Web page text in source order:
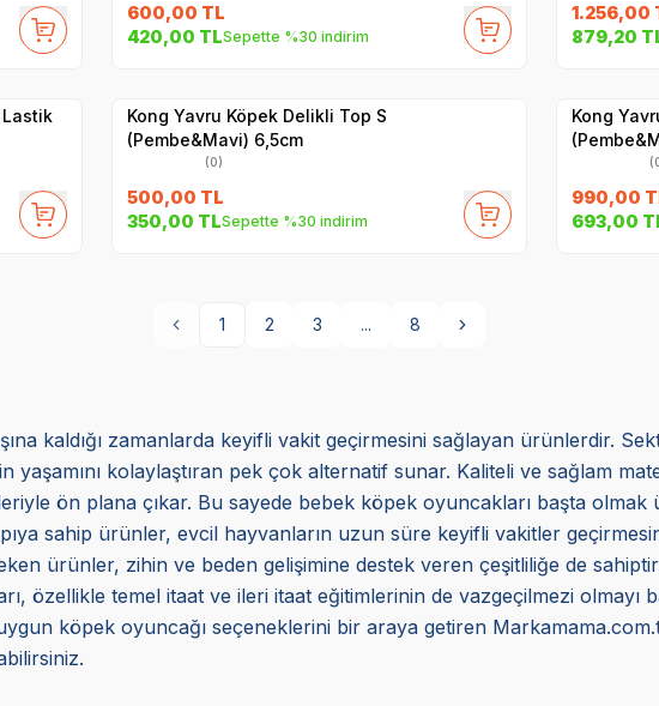
600,00 TL
420,00 TLSepette %30 indirim
1.256,00
879,20
Lastik
Kong Yavru Köpek Delikli Top S
(Pembe&Mavi) 6,5cm
(0)
500,00 TL
350,00 TLSepette %30 indirim
Kong
990,00
693,00
1 2 3 ... 8
kaldığı zamanlarda keyifli vakit geçirmesini sağlayan ürünlerdir.
kolaylaştıran pek çok alternatif sunar. Kaliteli ve sağlam
ön plana çıkar. Bu sayede bebek köpek oyuncakları başta
sahip ürünler, evcil hayvanların uzun süre keyifli vakitler
ürünler, zihin ve beden gelişimine destek veren çeşitliliğe de
özellikle temel itaat ve ileri itaat eğitimlerinin de vazgeçilmezi olmayı
köpek oyuncağı seçeneklerini bir araya getiren